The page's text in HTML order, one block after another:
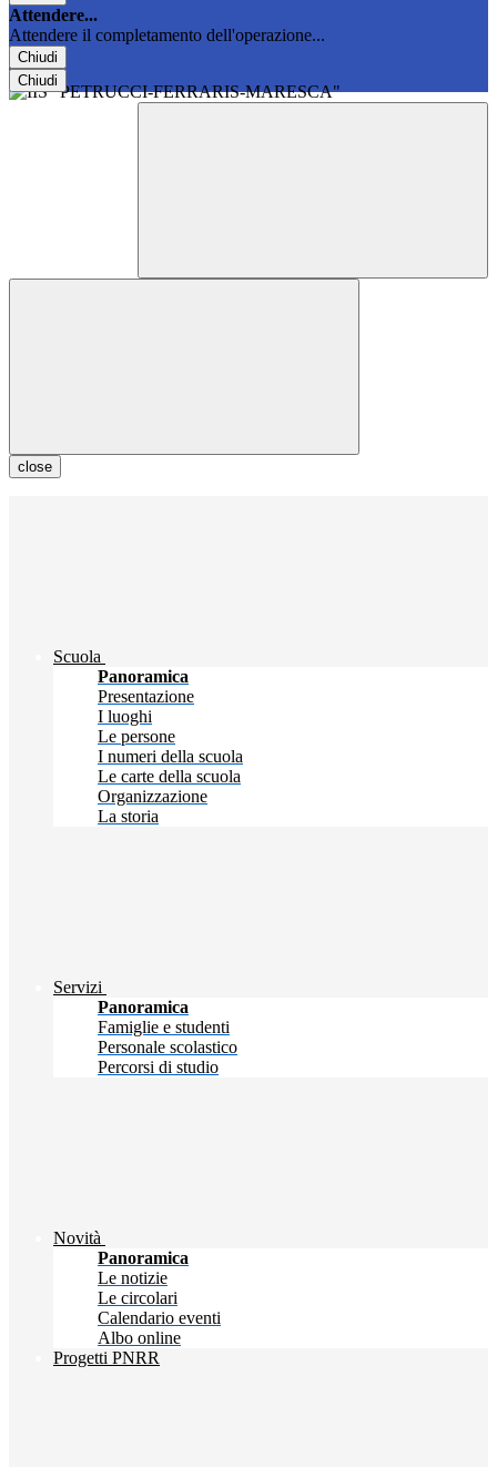
Attendere...
Attendere il completamento dell'operazione...
Chiudi
Chiudi
close
Scuola
Panoramica
Presentazione
I luoghi
Le persone
I numeri della scuola
Le carte della scuola
Organizzazione
La storia
Servizi
Panoramica
Famiglie e studenti
Personale scolastico
Percorsi di studio
Novità
Panoramica
Le notizie
Le circolari
Calendario eventi
Albo online
Progetti PNRR